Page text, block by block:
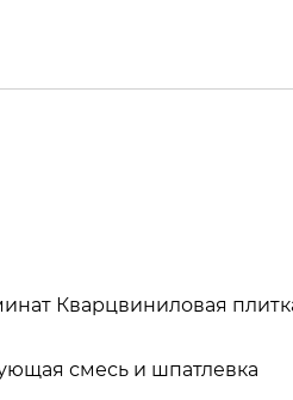
Кварцвиниловая
смесь и шпатлевка